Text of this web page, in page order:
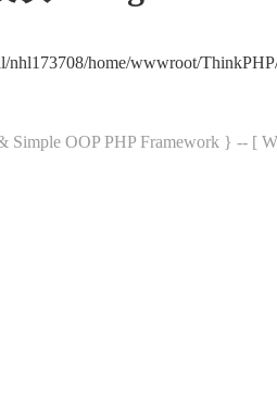
nhl173708/home/wwwroot/
Simple OOP PHP Framework } -- [